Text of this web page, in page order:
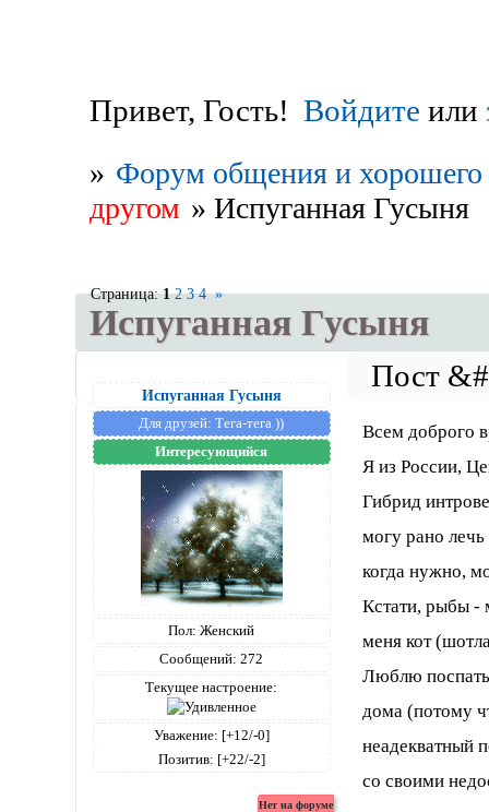
Привет, Гость! Войдите или
» Форум общения и хорошего
другом » Испуганная Гусыня
Испуганная Гусыня
Страница:1 2 3 4 »
Испуганная Гусыня
Для друзей: Тега-тега ))
Интересующийся
Пол: Женский
Сообщений: 272
Текущее настроение:
Уважение: [+12/-0]
Позитив: [+22/-2]
Всем доброго
Я из России,
Гибрид
могу рано
когда нужно,
Кстати, рыбы -
меня кот
Люблю
дома (потому
неадекватный
со своими